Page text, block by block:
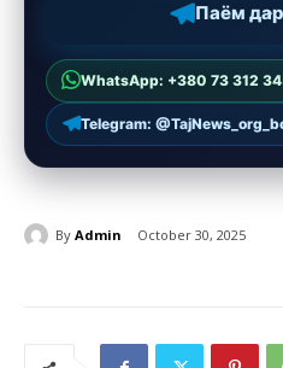
Паём
WhatsApp: +380 73 312
Telegram:
By Admin October 30, 2025